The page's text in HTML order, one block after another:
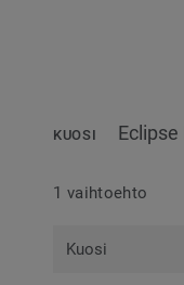
KUOSI Eclipse
1 vaihtoehto
Kuosi